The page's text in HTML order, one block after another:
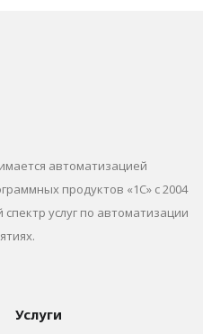
автоматизацией
продуктов «1С» с 2004
услуг по автоматизации
Услуги